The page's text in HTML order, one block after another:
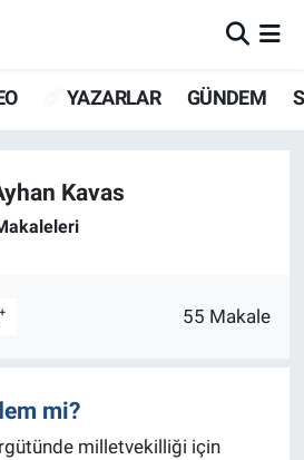
YAZARLAR GÜNDEM
Kavas
+ 55 Makale
mi?
milletvekilliği için
Eczaneler
Haritası
ve Fikstür